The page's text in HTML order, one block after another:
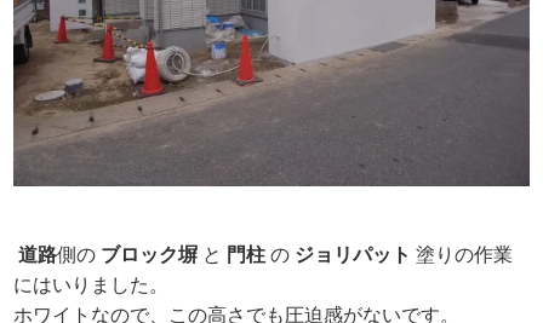
道路側の ブロック塀 と 門柱の ジョリパット塗りの作業
にはいりました。
ホワイトなので、この高さでも圧迫感がないです。